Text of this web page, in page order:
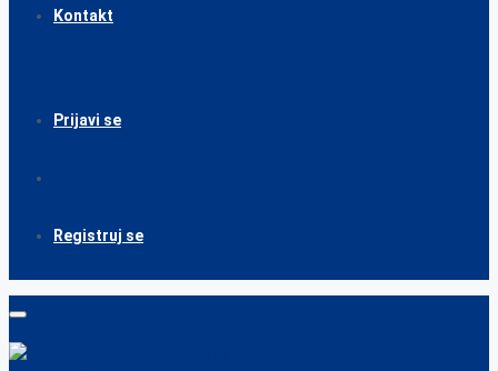
Kontakt
Prijavi se
Registruj se